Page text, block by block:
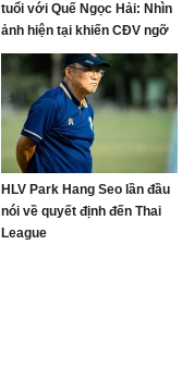
tuổi với Quế Ngọc Hải: Nhìn
ảnh hiện tại khiến CĐV ngỡ
ngàng vì dậy thì quá thành
công
HLV Park Hang Seo lần đầu
nói về quyết định đến Thai
League